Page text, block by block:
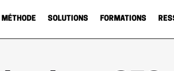
MÉTHODE SOLUTIONS FORMATIONS